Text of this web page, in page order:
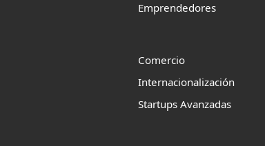
Emprendedores
Comercio
Internacionalización
Startups Avanzadas